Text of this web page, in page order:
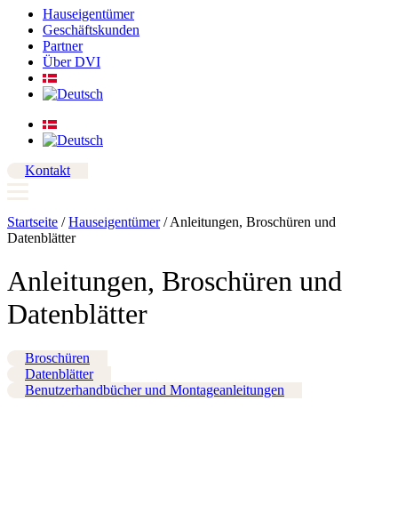
Hauseigentümer
Geschäftskunden
Partner
Über DVI
Kontakt
Startseite /Hauseigentümer/Anleitungen, Broschüren und
Datenblätter
Anleitungen, Broschüren und
Datenblätter
Broschüren
Datenblätter
Benutzerhandbücher und Montageanleitungen